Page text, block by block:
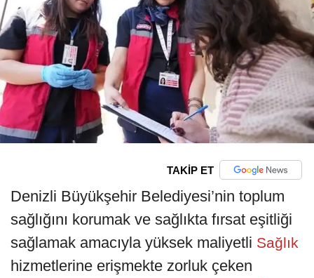
TAKİP ET
Denizli Büyükşehir Belediyesi’nin toplum
sağlığını korumak ve sağlıkta fırsat eşitliği
sağlamak amacıyla yüksek maliyetli Sağlık
hizmetlerine erişmekte zorluk çeken